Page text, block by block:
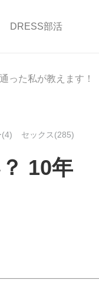
DRESS部活
った私が教えます！
(4) セックス(285)
10年